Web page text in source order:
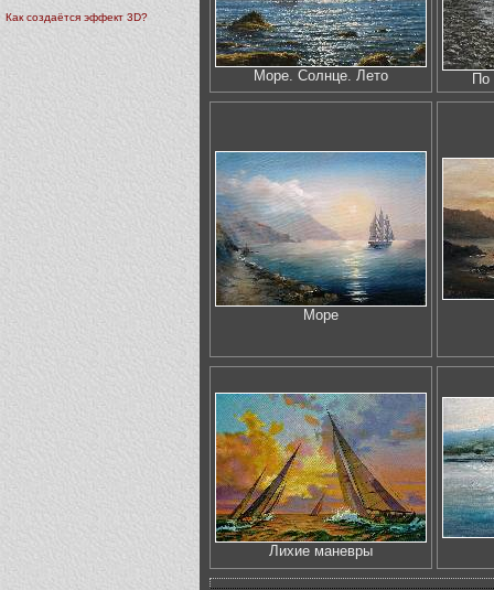
Как создаётся эффект 3D?
Море. Солнце. Лето По
Море
Лихие маневры